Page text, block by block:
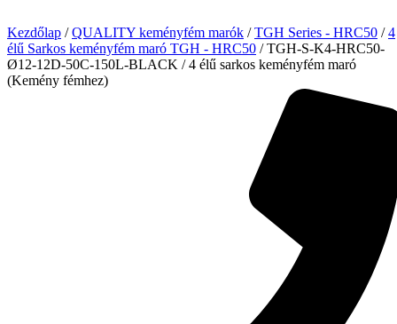
Kezdőlap /QUALITY keményfém marók /TGH Series - HRC50 /4
élű Sarkos keményfém maró TGH - HRC50 / TGH-S-K4-HRC50-
Ø12-12D-50C-150L-BLACK / 4 élű sarkos keményfém maró
(Kemény fémhez)